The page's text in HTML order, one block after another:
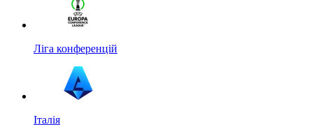
Ліга конференцій
Італія